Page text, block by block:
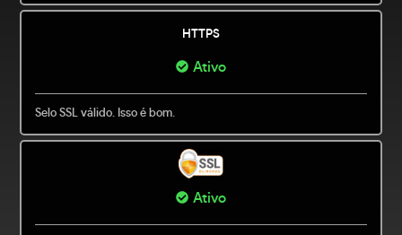
HTTPS
Ativo
Selo SSL válido. Isso é bom.
Ativo